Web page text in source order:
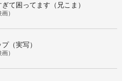
て困ってます（兄こま）
）
（実写）
）